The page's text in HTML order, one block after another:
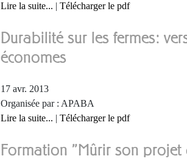
Lire la suite... | Télécharger le pdf
Durabilité sur les fermes:
économes
17 avr. 2013
Organisée par : APABA
Lire la suite... | Télécharger le pdf
Formation "Mûrir son